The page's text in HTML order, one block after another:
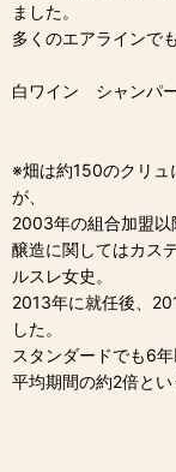
ました。
多くのエアラインで
白ワイン シャンパ
※畑は約150のクリュ
が、
2003年の組合加盟以
醸造に関してはカス
ルスレ女史。
2013年に就任後、
した。
スタンダードでも6
平均期間の約2倍とい